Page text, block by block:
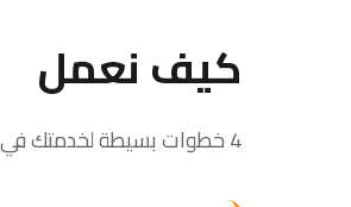
كيف نعمل
4 خطوات بسيطة لخدمتك في صبحان الصناعي بسرعة واحترافية